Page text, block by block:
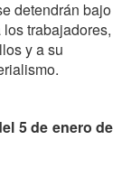
detendrán bajo
trabajadores,
y a su
5 de enero de